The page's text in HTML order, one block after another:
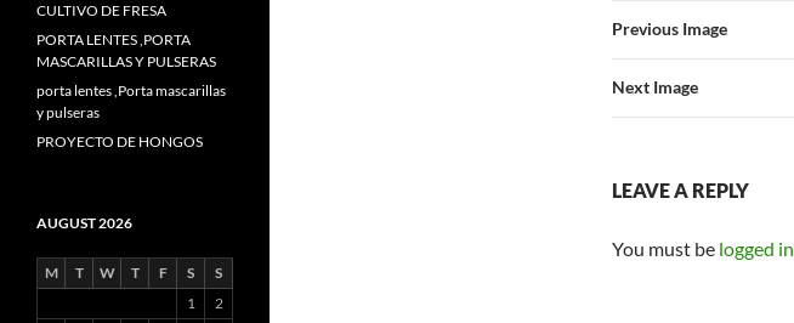
Previous Image
Next Image
LEAVE A REPLY
You must be logged in
CULTIVO DE FRESA
PORTA LENTES ,PORTA
MASCARILLAS Y PULSERAS
porta lentes ,Porta mascarillas
y pulseras
PROYECTO DE HONGOS
AUGUST 2026
M T W T F S
S
1
2